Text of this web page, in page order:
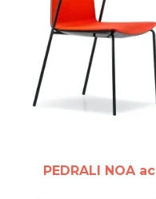
PEDRALI NOA ac